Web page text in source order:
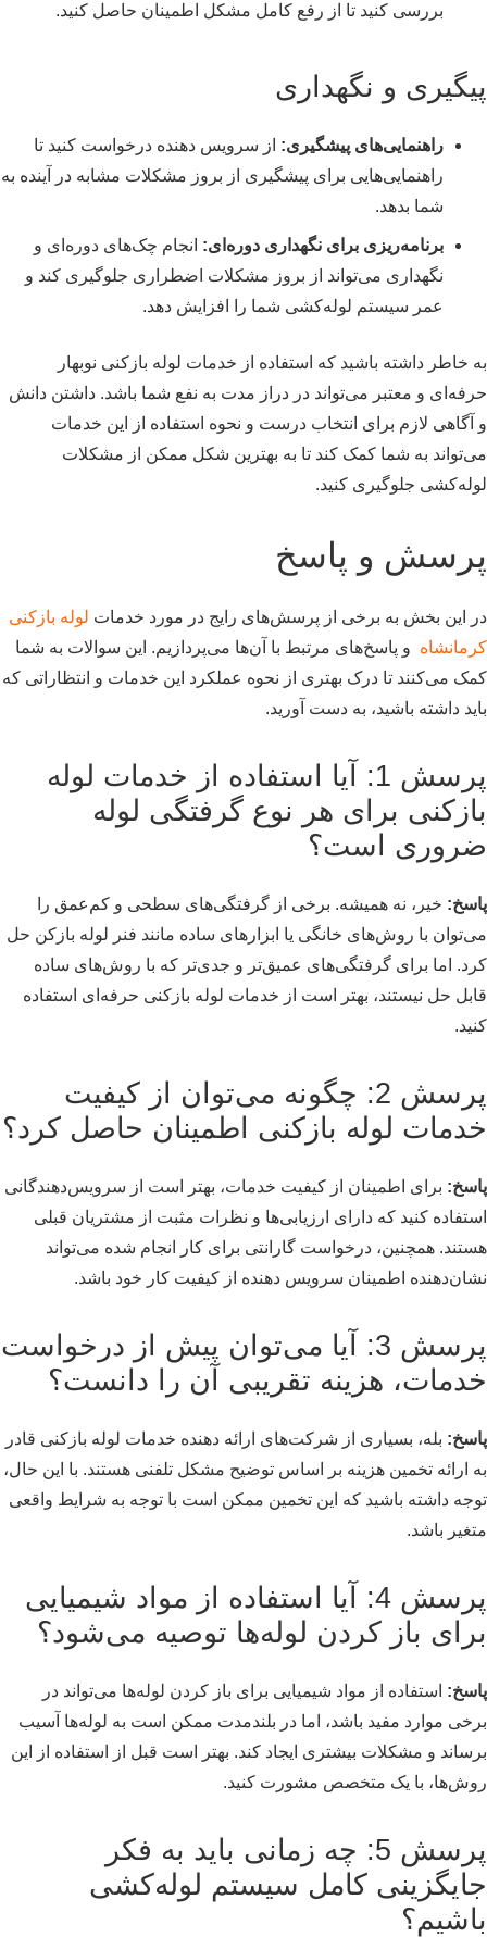
بررسی کنید تا از رفع کامل مشکل اطمینان حاصل کنید.
پیگیری و نگهداری
راهنمایی‌های پیشگیری: از سرویس دهنده درخواست کنید تا
راهنمایی‌هایی برای پیشگیری از بروز مشکلات مشابه در آینده به
شما بدهد.
برنامه‌ریزی برای نگهداری دوره‌ای: انجام چک‌های دوره‌ای و
نگهداری می‌تواند از بروز مشکلات اضطراری جلوگیری کند و
عمر سیستم لوله‌کشی شما را افزایش دهد.
به خاطر داشته باشید که استفاده از خدمات لوله بازکنی نوبهار
حرفه‌ای و معتبر می‌تواند در دراز مدت به نفع شما باشد. داشتن دانش
و آگاهی لازم برای انتخاب درست و نحوه استفاده از این خدمات
می‌تواند به شما کمک کند تا به بهترین شکل ممکن از مشکلات
لوله‌کشی جلوگیری کنید.
پرسش و پاسخ
در این بخش به برخی از پرسش‌های رایج در مورد خدمات لوله بازکنی
کرمانشاه و پاسخ‌های مرتبط با آن‌ها می‌پردازیم. این سوالات به شما
کمک می‌کنند تا درک بهتری از نحوه عملکرد این خدمات و انتظاراتی که
باید داشته باشید، به دست آورید.
پرسش 1: آیا استفاده از خدمات لوله
بازکنی برای هر نوع گرفتگی لوله
ضروری است؟
پاسخ: خیر، نه همیشه. برخی از گرفتگی‌های سطحی و کم‌عمق را
می‌توان با روش‌های خانگی یا ابزارهای ساده مانند فنر لوله بازکن حل
کرد. اما برای گرفتگی‌های عمیق‌تر و جدی‌تر که با روش‌های ساده
قابل حل نیستند، بهتر است از خدمات لوله بازکنی حرفه‌ای استفاده
کنید.
پرسش 2: چگونه می‌توان از کیفیت
خدمات لوله بازکنی اطمینان حاصل کرد؟
پاسخ: برای اطمینان از کیفیت خدمات، بهتر است از سرویس‌دهندگانی
استفاده کنید که دارای ارزیابی‌ها و نظرات مثبت از مشتریان قبلی
هستند. همچنین، درخواست گارانتی برای کار انجام شده می‌تواند
نشان‌دهنده اطمینان سرویس دهنده از کیفیت کار خود باشد.
پرسش 3: آیا می‌توان پیش از درخواست
خدمات، هزینه تقریبی آن را دانست؟
پاسخ: بله، بسیاری از شرکت‌های ارائه دهنده خدمات لوله بازکنی قادر
به ارائه تخمین هزینه بر اساس توضیح مشکل تلفنی هستند. با این حال،
توجه داشته باشید که این تخمین ممکن است با توجه به شرایط واقعی
متغیر باشد.
پرسش 4: آیا استفاده از مواد شیمیایی
برای باز کردن لوله‌ها توصیه می‌شود؟
پاسخ: استفاده از مواد شیمیایی برای باز کردن لوله‌ها می‌تواند در
برخی موارد مفید باشد، اما در بلندمدت ممکن است به لوله‌ها آسیب
برساند و مشکلات بیشتری ایجاد کند. بهتر است قبل از استفاده از این
روش‌ها، با یک متخصص مشورت کنید.
پرسش 5: چه زمانی باید به فکر
جایگزینی کامل سیستم لوله‌کشی
باشیم؟